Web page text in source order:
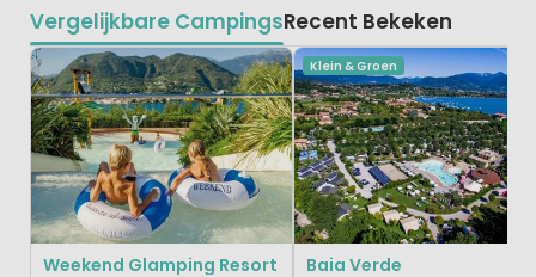
Vergelijkbare CampingsRecent Bekeken
Weekend Glamping Resort
Klein & Groen
Baia Verde